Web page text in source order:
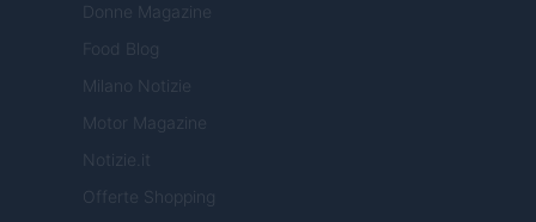
Donne Magazine
Food Blog
Milano Notizie
Motor Magazine
Notizie.it
Offerte Shopping